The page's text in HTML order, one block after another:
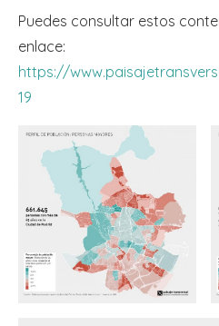
Puedes consultar estos
enlace:
https://
19